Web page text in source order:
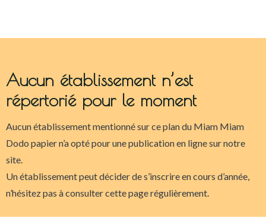
Aucun établissement n’est
répertorié pour le moment
Aucun établissement mentionné sur ce plan du Miam Miam
Dodo papier n’a opté pour une publication en ligne sur notre
site.
Un établissement peut décider de s’inscrire en cours d’année,
n’hésitez pas à consulter cette page régulièrement.